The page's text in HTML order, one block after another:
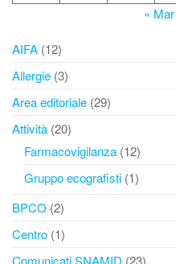
« Mar
AIFA (12)
Allergie (3)
Area editoriale (29)
Attività (20)
Farmacovigilanza (12)
Gruppo ecografisti (1)
BPCO (2)
Centro (1)
Comunicati SNAMID (23)